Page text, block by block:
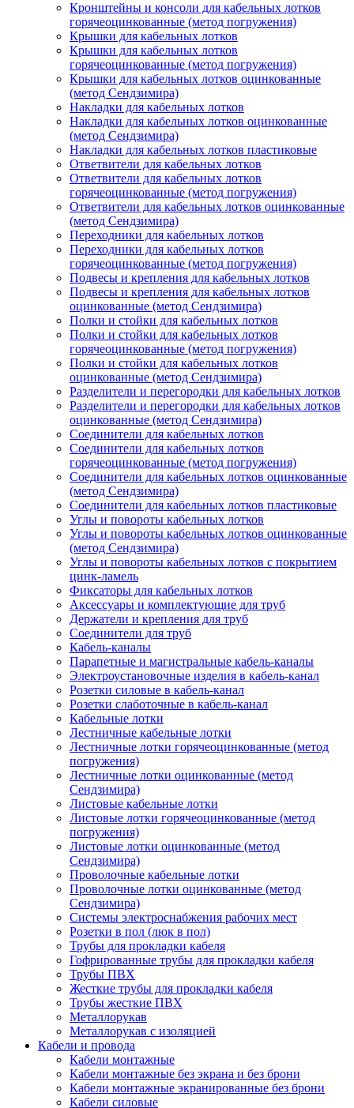
Кронштейны и консоли для кабельных лотков
горячеоцинкованные (метод погружения)
Крышки для кабельных лотков
Крышки для кабельных лотков
горячеоцинкованные (метод погружения)
Крышки для кабельных лотков оцинкованные
(метод Сендзимира)
Накладки для кабельных лотков
Накладки для кабельных лотков оцинкованные
(метод Сендзимира)
Накладки для кабельных лотков пластиковые
Ответвители для кабельных лотков
Ответвители для кабельных лотков
горячеоцинкованные (метод погружения)
Ответвители для кабельных лотков оцинкованные
(метод Сендзимира)
Переходники для кабельных лотков
Переходники для кабельных лотков
горячеоцинкованные (метод погружения)
Подвесы и крепления для кабельных лотков
Подвесы и крепления для кабельных лотков
оцинкованные (метод Сендзимира)
Полки и стойки для кабельных лотков
Полки и стойки для кабельных лотков
горячеоцинкованные (метод погружения)
Полки и стойки для кабельных лотков
оцинкованные (метод Сендзимира)
Разделители и перегородки для кабельных лотков
Разделители и перегородки для кабельных лотков
оцинкованные (метод Сендзимира)
Соединители для кабельных лотков
Соединители для кабельных лотков
горячеоцинкованные (метод погружения)
Соединители для кабельных лотков оцинкованные
(метод Сендзимира)
Соединители для кабельных лотков пластиковые
Углы и повороты кабельных лотков
Углы и повороты кабельных лотков оцинкованные
(метод Сендзимира)
Углы и повороты кабельных лотков с покрытием
цинк-ламель
Фиксаторы для кабельных лотков
Аксессуары и комплектующие для труб
Держатели и крепления для труб
Соединители для труб
Кабель-каналы
Парапетные и магистральные кабель-каналы
Электроустановочные изделия в кабель-канал
Розетки силовые в кабель-канал
Розетки слаботочные в кабель-канал
Кабельные лотки
Лестничные кабельные лотки
Лестничные лотки горячеоцинкованные (метод
погружения)
Лестничные лотки оцинкованные (метод
Сендзимира)
Листовые кабельные лотки
Листовые лотки горячеоцинкованные (метод
погружения)
Листовые лотки оцинкованные (метод
Сендзимира)
Проволочные кабельные лотки
Проволочные лотки оцинкованные (метод
Сендзимира)
Системы электроснабжения рабочих мест
Розетки в пол (люк в пол)
Трубы для прокладки кабеля
Гофрированные трубы для прокладки кабеля
Трубы ПВХ
Жесткие трубы для прокладки кабеля
Трубы жесткие ПВХ
Металлорукав
Металлорукав с изоляцией
Кабели и провода
Кабели монтажные
Кабели монтажные без экрана и без брони
Кабели монтажные экранированные без брони
Кабели силовые